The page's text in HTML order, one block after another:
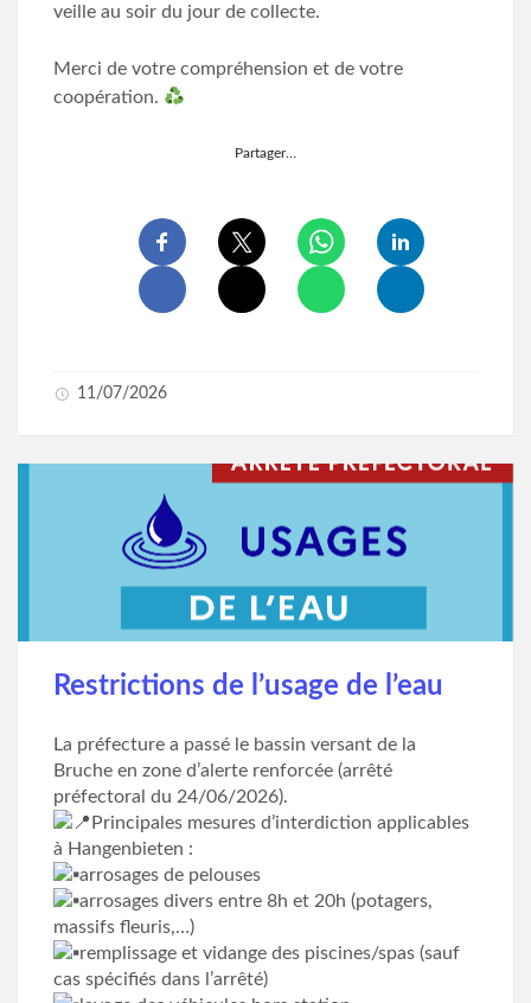
veille au soir du jour de collecte.
Merci de votre compréhension et de votre
coopération.
Partager…
11/07/2026
Restrictions de l’usage de l’eau
La préfecture a passé le bassin versant de la
Bruche en zone d’alerte renforcée (arrêté
préfectoral du 24/06/2026).
Principales mesures d’interdiction applicables
à Hangenbieten :
arrosages de pelouses
arrosages divers entre 8h et 20h (potagers,
massifs fleuris,…)
remplissage et vidange des piscines/spas (sauf
cas spécifiés dans l’arrêté)